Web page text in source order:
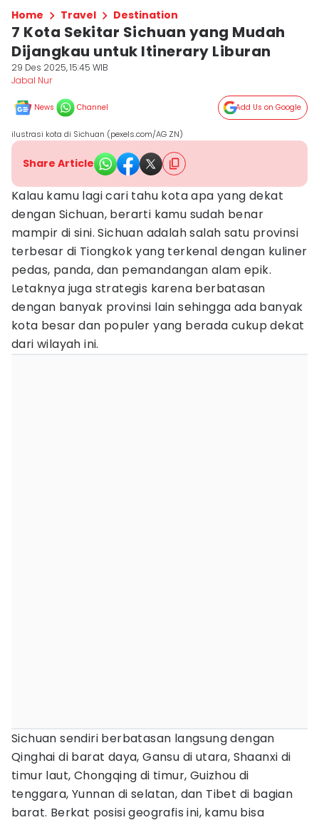
Home Travel Destination
7 Kota Sekitar Sichuan yang Mudah
Dijangkau untuk Itinerary Liburan
29 Des 2025, 15:45 WIB
Jabal Nur
News Channel Add Us on Google
ilustrasi kota di Sichuan (pexels.com/AG ZN)
Share Article
Kalau kamu lagi cari tahu kota apa yang dekat
dengan Sichuan, berarti kamu sudah benar
mampir di sini. Sichuan adalah salah satu provinsi
terbesar di Tiongkok yang terkenal dengan kuliner
pedas, panda, dan pemandangan alam epik.
Letaknya juga strategis karena berbatasan
dengan banyak provinsi lain sehingga ada banyak
kota besar dan populer yang berada cukup dekat
dari wilayah ini.
Sichuan sendiri berbatasan langsung dengan
Qinghai di barat daya, Gansu di utara, Shaanxi di
timur laut, Chongqing di timur, Guizhou di
tenggara, Yunnan di selatan, dan Tibet di bagian
barat. Berkat posisi geografis ini, kamu bisa